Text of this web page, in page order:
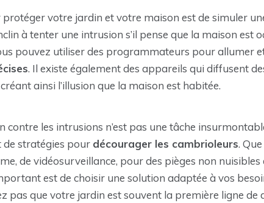
votre jardin et votre maison est de simuler
à tenter une intrusion s’il pense que la maison est
pouvez utiliser des programmateurs pour allumer
. Il existe également des appareils qui diffusent
ainsi l’illusion que la maison est habitée.
contre les intrusions n’est pas une tâche
de stratégies pour décourager les cambrioleurs.
de vidéosurveillance, pour des pièges non
est de choisir une solution adaptée à vos
pas que votre jardin est souvent la première ligne de